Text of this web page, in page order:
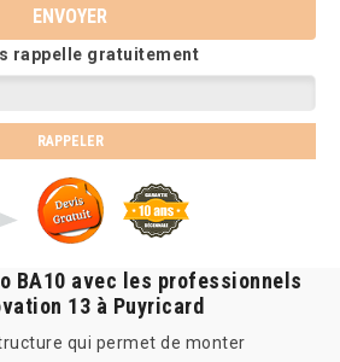
rappelle gratuitement
BA10 avec les professionnels
13 à Puyricard
qui permet de monter